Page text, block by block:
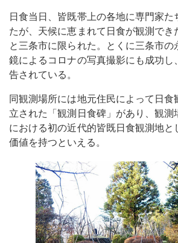
日食当日、皆既帯上の各地に専門家た
たが、天候に恵まれて日食が観測で
と三条市に限られた。とくに三条市
鏡によるコロナの写真撮影にも成功し
告されている。
同観測場所には地元住民によって日
立された「観測日食碑」があり、観
における初の近代的皆既日食観測地と
価値を持つといえる。